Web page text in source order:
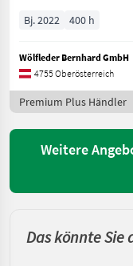
Bj. 2022 400 h
Wölfleder Bernhard GmbH
4755 Oberösterreich
Premium Plus Händler
Weitere
Das könnte Sie